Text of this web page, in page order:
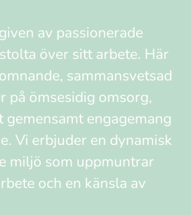
av passionerade
över sitt arbete. Här
sammansvetsad
på ömsesidig omsorg,
gemensamt engagemang
Vi erbjuder en dynamisk
miljö som uppmuntrar
och en känsla av